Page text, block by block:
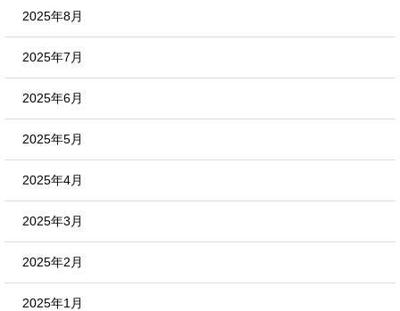
2025年8月
2025年7月
2025年6月
2025年5月
2025年4月
2025年3月
2025年2月
2025年1月